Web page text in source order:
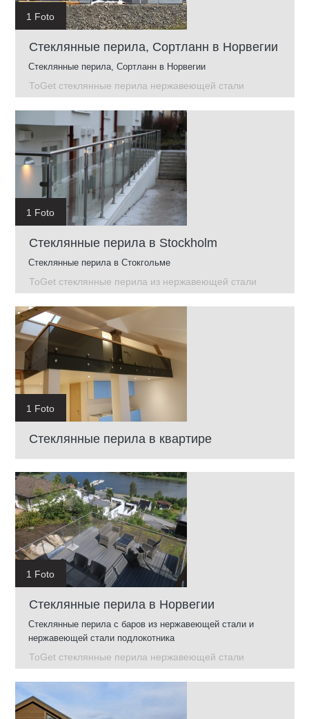
1 Foto
Стеклянные перила, Сортланн в Норвегии
Стеклянные перила, Сортланн в Норвегии
ToGet стеклянные перила нержавеющей стали
1 Foto
Стеклянные перила в Stockholm
Стеклянные перила в Стокгольме
ToGet стеклянные перила из нержавеющей стали
1 Foto
Стеклянные перила в квартире
1 Foto
Стеклянные перила в Норвегии
Стеклянные перила с баров из нержавеющей стали и
нержавеющей стали подлокотника
ToGet стеклянные перила нержавеющей стали